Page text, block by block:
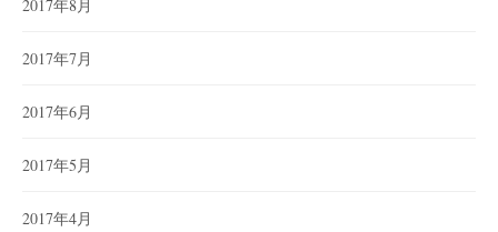
2017年8月
2017年7月
2017年6月
2017年5月
2017年4月